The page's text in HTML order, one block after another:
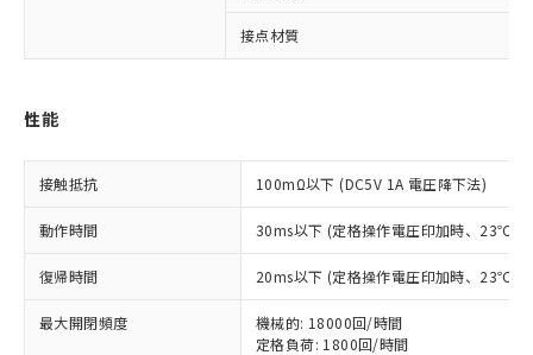
接点材質
性能
接触抵抗 100mΩ以下 (DC5V 1A 電圧降下法)
動作時間 30ms以下 (定格操作電圧印加時、23℃、
復帰時間 20ms以下 (定格操作電圧印加時、23℃、
最大開閉頻度
機械的: 18000回/時間
定格負荷: 1800回/時間
以下の条件をお読みいただき、同意のうえ
本サービスは、当社制御機器事業取扱
商品の当社在庫状況および標準価格
(税抜)を提供させていただくもので
非含有に対応した製品が提供可能な商品で
対応予定なし：EU RoHS指令（10物質）の
非含有に非対応の商品で、対応品を出す予
定はありません。
調査・確認中：EU RoHS指令（10物質）の
非含有の対応状況を調査中または確認中の
非該当品：ライセンス料など無形物で、有
害物質有無と関係のない商品です。
※1 中国RoHS○×表
「○」：最大均質材料含有率が中国RoHSの
基準値以下であることを示します。